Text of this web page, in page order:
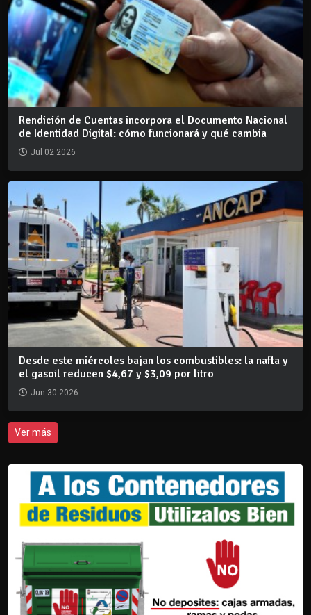
Rendición de Cuentas incorpora el Documento Nacional
de Identidad Digital: cómo funcionará y qué cambia
Jul 02 2026
Desde este miércoles bajan los combustibles: la nafta y
el gasoil reducen $4,67 y $3,09 por litro
Jun 30 2026
Ver más